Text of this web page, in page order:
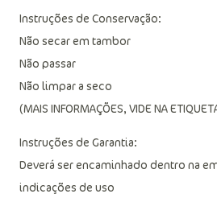
Instruções de Conservação:
Não secar em tambor
Não passar
Não limpar a seco
(MAIS INFORMAÇÕES, VIDE NA
Instruções de Garantia:
Deverá ser encaminhado dentro na
indicações de uso